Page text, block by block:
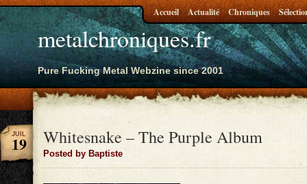
metalchroniques.fr
Pure Fucking Metal Webzine since 2001
Accueil Actualité Chroniques
Whitesnake – The Purple Album
Posted by Baptiste
JUIL
19